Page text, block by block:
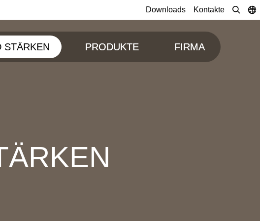
Downloads Kontakte
STÄRKEN PRODUKTE FIRMA